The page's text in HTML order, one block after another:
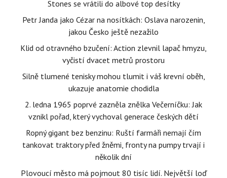
Stones se vrátili do albové top desítky
Petr Janda jako Cézar na nosítkách: Oslava narozenin,
jakou Česko ještě nezažilo
Klid od otravného bzučení: Action zlevnil lapač hmyzu,
vyčistí dvacet metrů prostoru
Silně tlumené tenisky mohou tlumit i váš krevní oběh,
ukazuje anatomie chodidla
2. ledna 1965 poprvé zazněla znělka Večerníčku: Jak
vznikl pořad, který vychoval generace českých dětí
Ropný gigant bez benzinu: Ruští farmáři nemají čím
tankovat traktory před žněmi, fronty na pumpy trvají i
několik dní
Plovoucí město má pojmout 80 tisíc lidí. Největší loď